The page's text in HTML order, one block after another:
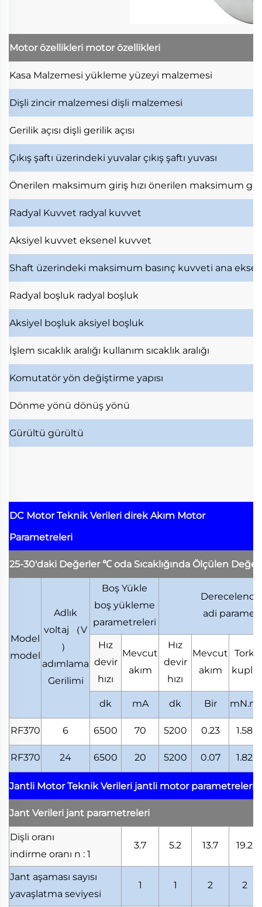
Motor özellikleri motor özellikleri
Kasa Malzemesi yükleme yüzeyi malzemesi
Dişli zincir malzemesi dişli malzemesi
Gerilik açısı dişli gerilik açısı
Çıkış şaftı üzerindeki yuvalar çıkış şaftı yuvası
Önerilen maksimum giriş hızı önerilen maksimum
Radyal Kuvvet radyal kuvvet
Aksiyel kuvvet eksenel kuvvet
Shaft üzerindeki maksimum basınç kuvveti ana
Radyal boşluk radyal boşluk
Aksiyel boşluk aksiyel boşluk
İşlem sıcaklık aralığı kullanım sıcaklık aralığı
Komutatör yön değiştirme yapısı
Dönme yönü dönüş yönü
Gürültü gürültü
DC Motor Teknik Verileri direk Akım Motor
Parametreleri
25-30'daki Değerler ℃ oda Sıcaklığında Ölçülen
Model
model
Adlık
voltaj
（V
）
adımlama
Gerilimi
Boş Yükle
boş yükleme
parametreleri
adi
Hız
devir
hızı
Mevcut
akım
Hız
devir
hızı
Mevcut
akım
Tork
kupla
dk mA dk Bir mN.m
RF370 6 6500 70 5200 0.23 1.58
RF370 24 6500 20 5200 0.07 1.82
Jantli Motor Teknik Verileri jantli motor parametreleri
Jant Verileri jant parametreleri
Dişli oranı
indirme oranı n : 1
3.7 5.2 13.7 19.2
Jant aşaması sayısı
yavaşlatma seviyesi
1 1 2 2